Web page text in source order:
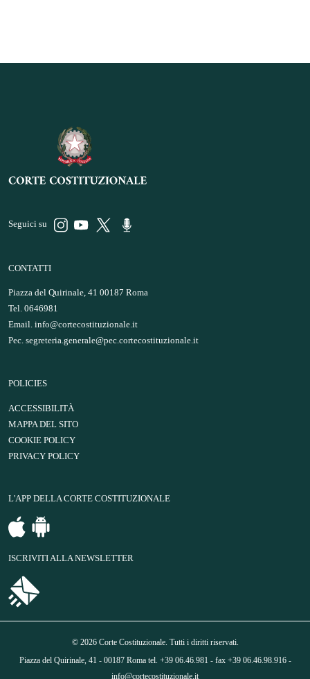
Seguici su
CONTATTI
Piazza del Quirinale, 41 00187 Roma
Tel. 0646981
Email. info@cortecostituzionale.it
Pec. segreteria.generale@pec.cortecostituzionale.it
POLICIES
ACCESSIBILITÀ
MAPPA DEL SITO
COOKIE POLICY
PRIVACY POLICY
L'APP DELLA CORTE COSTITUZIONALE
ISCRIVITI ALLA NEWSLETTER
© 2026 Corte Costituzionale. Tutti i diritti riservati.
Piazza del Quirinale, 41 - 00187 Roma tel. +39 06.46.981 - fax +39 06.46.98.916 -
info@cortecostituzionale.it